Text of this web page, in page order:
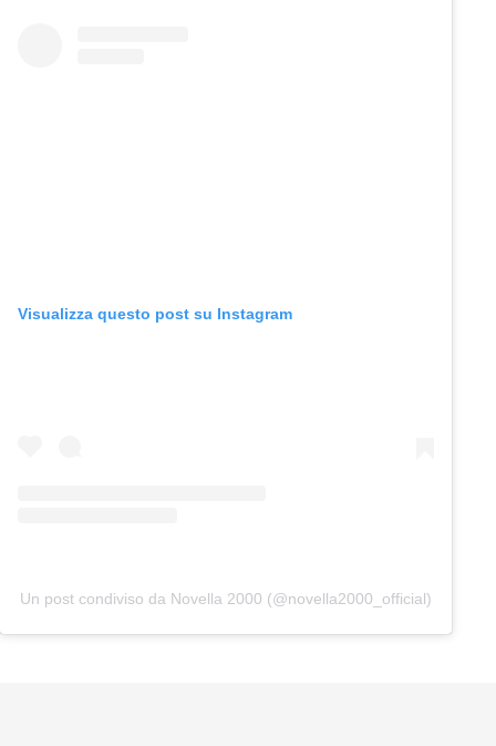
Visualizza questo post su Instagram
Un post condiviso da Novella 2000 (@novella2000_official)